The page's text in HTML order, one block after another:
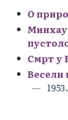
О
Смрт у
Весели
1953.